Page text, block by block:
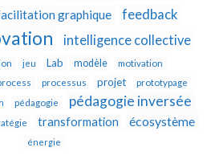
graphique feedback
intelligence collective
jeu Lab modèle motivation
processus projet prototypage
pédagogie pédagogie inversée
transformation écosystème
énergie